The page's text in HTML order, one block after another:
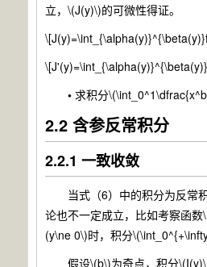
立，\(J(y)\)的可微性得证。
• 求积分
2.2 含参反常积分
2.2.1 一致收敛
当式（6）中的积分为反常积
论也不一定成立，比如考察函
(y\ne 0\)时，积分
假设\(b\)为奇点，积分\(I(y)\)